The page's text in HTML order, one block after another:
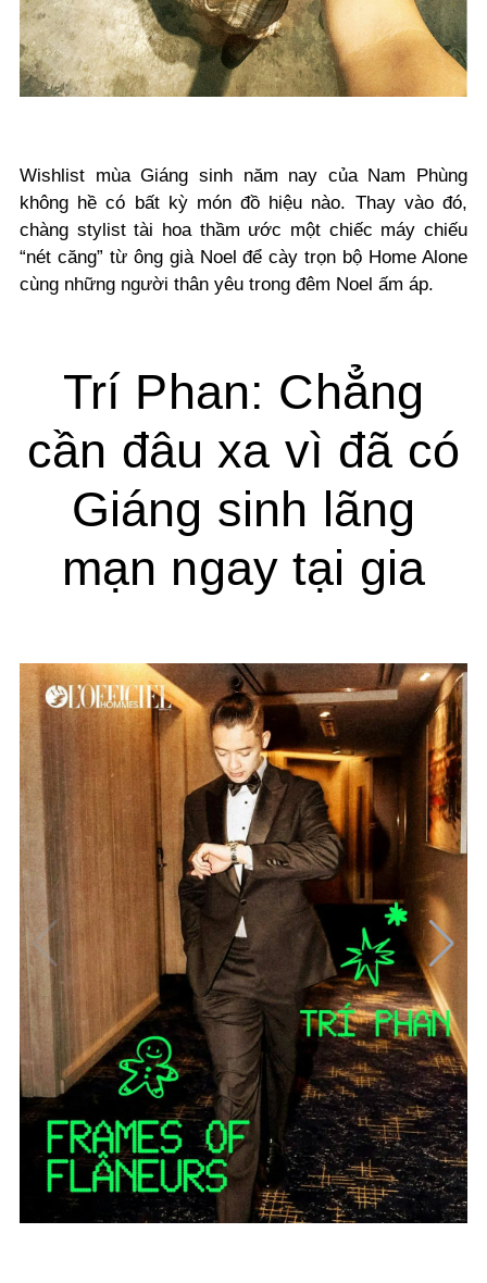
Wishlist mùa Giáng sinh năm nay của Nam Phùng
không hề có bất kỳ món đồ hiệu nào. Thay vào đó,
chàng stylist tài hoa thầm ước một chiếc máy chiếu
“nét căng” từ ông già Noel để cày trọn bộ Home Alone
cùng những người thân yêu trong đêm Noel ấm áp.
Trí Phan: Chẳng
cần đâu xa vì đã có
Giáng sinh lãng
mạn ngay tại gia